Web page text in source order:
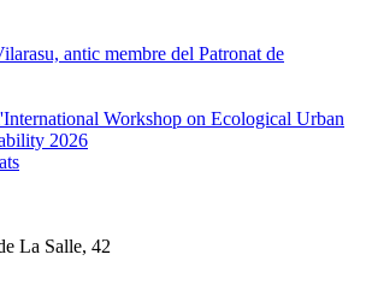
antic membre del Patronat de
Workshop on Ecological Urban
2026
La Salle, 42